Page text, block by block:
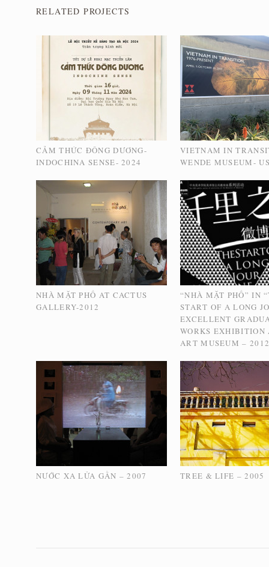
RELATED PROJECTS
CẢM THỨC ĐÔNG DƯƠNG-
INDOCHINA SENSE- 2024
VIETNAM IN
WENDE MUSEUM-
NHÀ MẶT PHỐ AT CACTUS
GALLERY-2012
“NHÀ MẶT PHỐ” IN
START OF A LONG
EXCELLENT
WORKS EXHIBITION
ART MUSEUM –
NƯỚC XA LỬA GẦN – 2007 TREE & LIFE – 2005